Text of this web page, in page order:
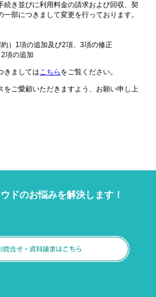
続き並びに利用料金の請求および回収、契
部につきまして変更を行っております。
）1項の追加及び2項、3項の修正
項の追加
きましてはこちら をご覧ください。
をご愛顧いただきますよう、お願い申し上
ドのお悩みを解決します！